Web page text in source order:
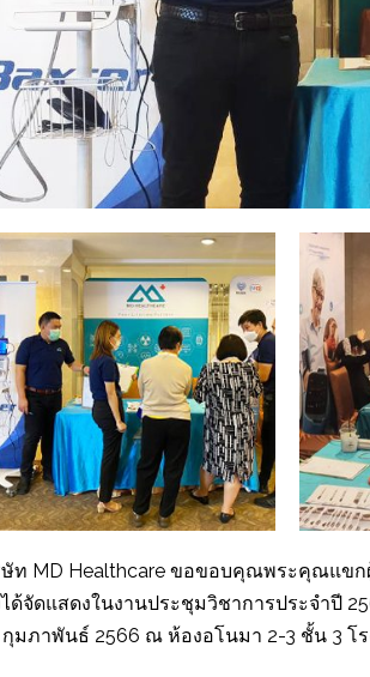
ท MD Healthcare ขอขอบคุณพระคุณแขก
ด้จัดแสดงในงานประชุมวิชาการประจำปี
กุมภาพันธ์ 2566 ณ ห้องอโนมา 2-3 ชั้น 3 โ